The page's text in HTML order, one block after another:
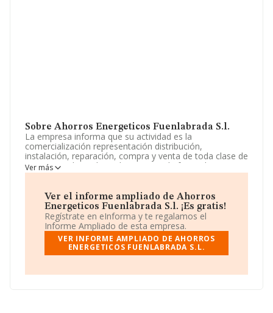
Sobre Ahorros Energeticos Fuenlabrada S.l.
La empresa informa que su actividad es la
comercialización representación distribución,
instalación, reparación, compra y venta de toda clase de
aparatos industriales y domesticos de frio, calor y
refrigeracion y sus complementos tales como vitrinas
Limitada. Tiene CNAE: 4322 - 'Fontanería, instalaciones
de sistemas de calefacción y aire acondicionado'. La
empresa no tiene actividad en mercados exteriores.
Para comunicarse con sus oficinas, el número de
teléfono es 916080300.
Fuenlabrada S.L, B81067274, se encuentra en Paseo
Ver más
Ver el informe ampliado de Ahorros
Energeticos Fuenlabrada S.l. ¡Es gratis!
Regístrate en eInforma y te regalamos el
Informe Ampliado de esta empresa.
VER INFORME AMPLIADO DE AHORROS
ENERGETICOS FUENLABRADA S.L.